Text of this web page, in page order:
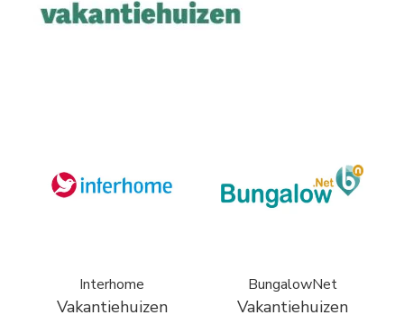
Interhome
Vakantiehuizen
BungalowNet
Vakantiehuizen